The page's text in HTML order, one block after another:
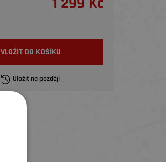
VLOŽIT DO KOŠÍKU
Uložit na později